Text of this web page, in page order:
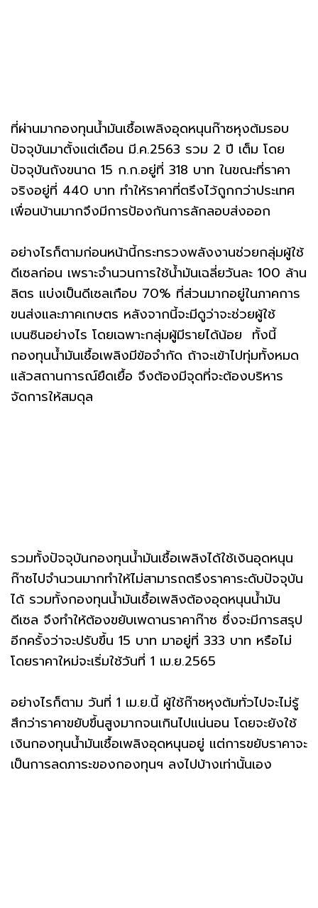
ที่ผ่านมากองทุนน้ำมันเชื้อเพลิงอุดหนุนก๊าซหุงต้มรอบ
ปัจจุบันมาตั้งแต่เดือน มี.ค.2563 รวม 2 ปี เต็ม โดย
ปัจจุบันถังขนาด 15 ก.ก.อยู่ที่ 318 บาท ในขณะที่ราคา
จริงอยู่ที่ 440 บาท ทำให้ราคาที่ตรึงไว้ถูกกว่าประเทศ
เพื่อนบ้านมากจึงมีการป้องกันการลักลอบส่งออก
อย่างไรก็ตามก่อนหน้านี้กระทรวงพลังงานช่วยกลุ่มผู้ใช้
ดีเซลก่อน เพราะจำนวนการใช้น้ำมันเฉลี่ยวันละ 100 ล้าน
ลิตร แบ่งเป็นดีเซลเกือบ 70% ที่ส่วนมากอยู่ในภาคการ
ขนส่งและภาคเกษตร หลังจากนี้จะมีดูว่าจะช่วยผู้ใช้
เบนซินอย่างไร โดยเฉพาะกลุ่มผู้มีรายได้น้อย ทั้งนี้
กองทุนน้ำมันเชื้อเพลิงมีข้อจำกัด ถ้าจะเข้าไปทุ่มทั้งหมด
แล้วสถานการณ์ยืดเยื้อ จึงต้องมีจุดที่จะต้องบริหาร
จัดการให้สมดุล
รวมทั้งปัจจุบันกองทุนน้ำมันเชื้อเพลิงได้ใช้เงินอุดหนุน
ก๊าซไปจำนวนมากทำให้ไม่สามารถตรึงราคาระดับปัจจุบัน
ได้ รวมทั้งกองทุนน้ำมันเชื้อเพลิงต้องอุดหนุนน้ำมัน
ดีเซล จึงทำให้ต้องขยับเพดานราคาก๊าซ ซึ่งจะมีการสรุป
อีกครั้งว่าจะปรับขึ้น 15 บาท มาอยู่ที่ 333 บาท หรือไม่
โดยราคาใหม่จะเริ่มใช้วันที่ 1 เม.ย.2565
อย่างไรก็ตาม วันที่ 1 เม.ย.นี้ ผู้ใช้ก๊าซหุงต้มทั่วไปจะไม่รู้
สึกว่าราคาขยับขึ้นสูงมากจนเกินไปแน่นอน โดยจะยังใช้
เงินกองทุนน้ำมันเชื้อเพลิงอุดหนุนอยู่ แต่การขยับราคาจะ
เป็นการลดภาระของกองทุนฯ ลงไปบ้างเท่านั้นเอง